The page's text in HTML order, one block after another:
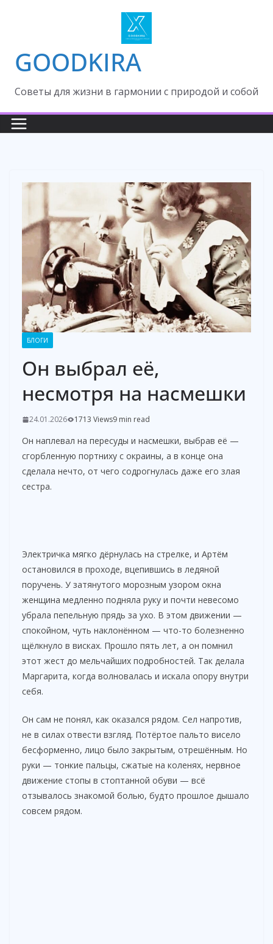
GOODKIRA
Cоветы для жизни в гармонии с природой и собой
БЛОГИ
Он выбрал её,
несмотря на насмешки
24.01.2026 1713 Views9 min read
Он наплевал на пересуды и насмешки, выбрав её —
сгорбленную портниху с окраины, а в конце она
сделала нечто, от чего содрогнулась даже его злая
сестра.
Электричка мягко дёрнулась на стрелке, и Артём
остановился в проходе, вцепившись в ледяной
поручень. У затянутого морозным узором окна
женщина медленно подняла руку и почти невесомо
убрала пепельную прядь за ухо. В этом движении —
спокойном, чуть наклонённом — что-то болезненно
щёлкнуло в висках. Прошло пять лет, а он помнил
этот жест до мельчайших подробностей. Так делала
Маргарита, когда волновалась и искала опору внутри
себя.
Он сам не понял, как оказался рядом. Сел напротив,
не в силах отвести взгляд. Потёртое пальто висело
бесформенно, лицо было закрытым, отрешённым. Но
руки — тонкие пальцы, сжатые на коленях, нервное
движение стопы в стоптанной обуви — всё
отзывалось знакомой болью, будто прошлое дышало
совсем рядом.